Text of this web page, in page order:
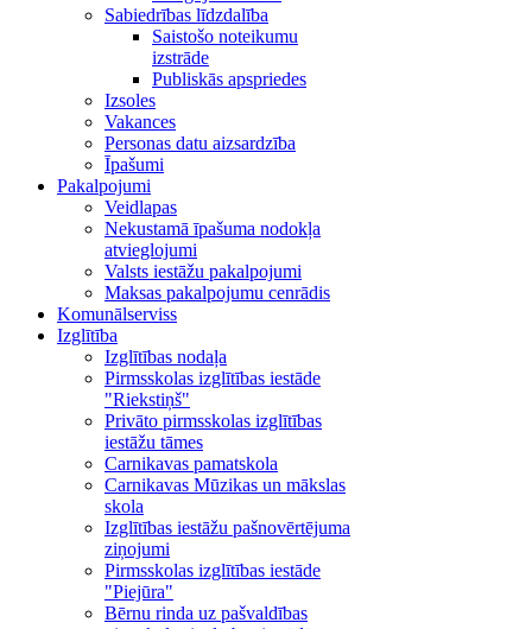
Sabiedrības līdzdalība
Saistošo noteikumu
izstrāde
Publiskās apspriedes
Izsoles
Vakances
Personas datu aizsardzība
Īpašumi
Pakalpojumi
Veidlapas
Nekustamā īpašuma nodokļa
atvieglojumi
Valsts iestāžu pakalpojumi
Maksas pakalpojumu cenrādis
Komunālserviss
Izglītība
Izglītības nodaļa
Pirmsskolas izglītības iestāde
"Riekstiņš"
Privāto pirmsskolas izglītības
iestāžu tāmes
Carnikavas pamatskola
Carnikavas Mūzikas un mākslas
skola
Izglītības iestāžu pašnovērtējuma
ziņojumi
Pirmsskolas izglītības iestāde
"Piejūra"
Bērnu rinda uz pašvaldības